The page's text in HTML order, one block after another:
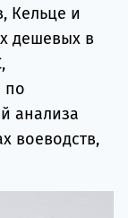
Кельце и
дешевых в
по
анализа
воеводств,